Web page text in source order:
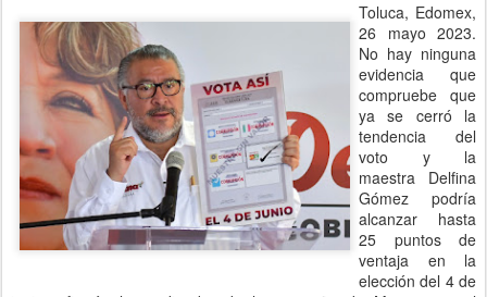
Toluca, Edomex,
26 mayo 2023.
No hay ninguna
evidencia que
compruebe que
ya se cerró la
tendencia del
voto y la
maestra Delfina
Gómez podría
alcanzar hasta
25 puntos de
ventaja en la
elección del 4 de